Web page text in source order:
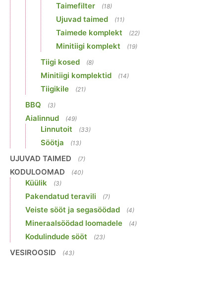
Taimefilter (18)
Ujuvad taimed (11)
Taimede komplekt (22)
Minitiigi komplekt (19)
Tiigi kosed (8)
Minitiigi komplektid (14)
Tiigikile (21)
BBQ (3)
Aialinnud (49)
Linnutoit (33)
Söötja (13)
UJUVAD TAIMED (7)
KODULOOMAD (40)
Küülik (3)
Pakendatud teravili (7)
Veiste sööt ja segasöödad (4)
Mineraalsöödad loomadele (4)
Kodulindude sööt (23)
VESIROOSID (43)